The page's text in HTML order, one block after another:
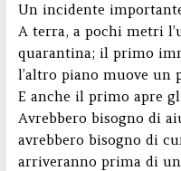
Un incidente
A terra, a pochi metri
quarantina; il primo
l’altro piano muove un
E anche il primo apre
Avrebbero bisogno di
avrebbero bisogno di
arriveranno prima di